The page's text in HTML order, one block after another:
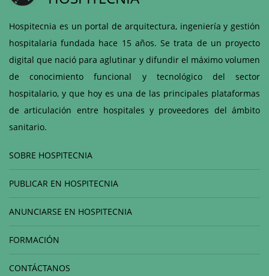
Hospitecnia es un portal de arquitectura, ingeniería y gestión
hospitalaria fundada hace 15 años. Se trata de un proyecto
digital que nació para aglutinar y difundir el máximo volumen
de conocimiento funcional y tecnológico del sector
hospitalario, y que hoy es una de las principales plataformas
de articulación entre hospitales y proveedores del ámbito
sanitario.
SOBRE HOSPITECNIA
PUBLICAR EN HOSPITECNIA
ANUNCIARSE EN HOSPITECNIA
FORMACIÓN
CONTÁCTANOS